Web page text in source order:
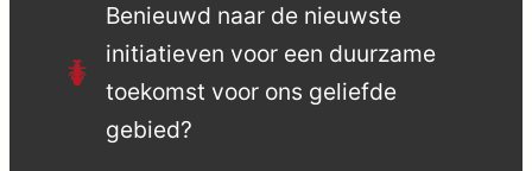
Benieuwd naar de nieuwste
initiatieven voor een duurzame
toekomst voor ons geliefde
gebied?